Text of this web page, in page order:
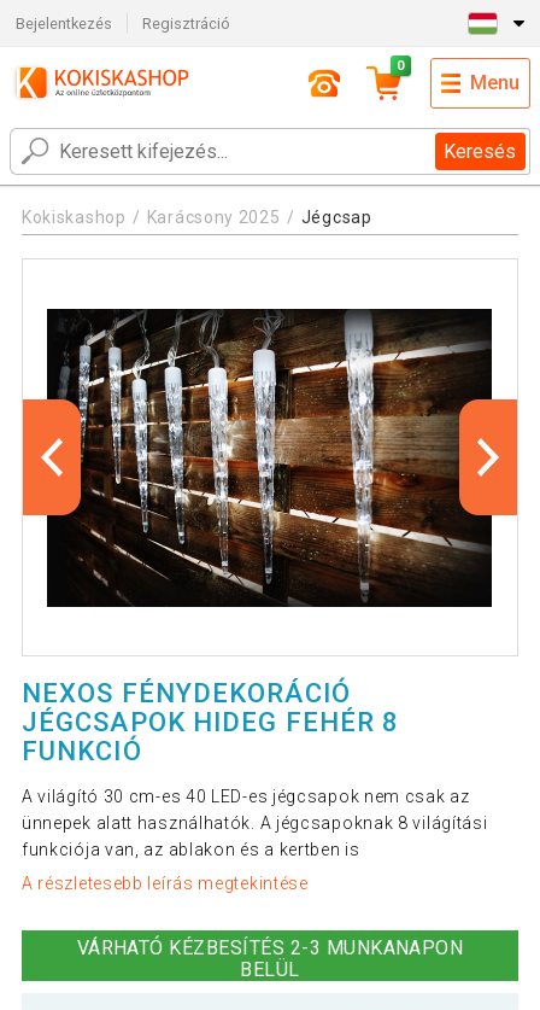
Bejelentkezés Regisztráció
Keresés
0
Menu
Kokiskashop Karácsony 2025 Jégcsap
NEXOS FÉNYDEKORÁCIÓ
JÉGCSAPOK HIDEG FEHÉR 8
FUNKCIÓ
A világító 30 cm-es 40 LED-es jégcsapok nem csak az
ünnepek alatt használhatók. A jégcsapoknak 8 világítási
funkciója van, az ablakon és a kertben is
A részletesebb leírás megtekintése
VÁRHATÓ KÉZBESÍTÉS 2-3 MUNKANAPON
BELÜL